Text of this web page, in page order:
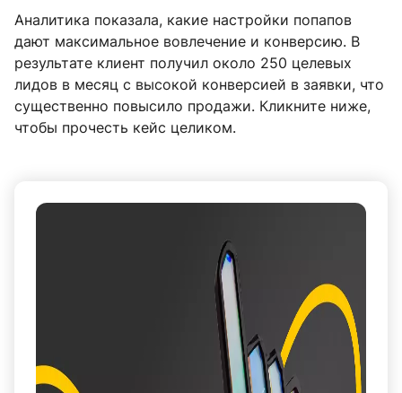
Аналитика показала, какие настройки попапов
дают максимальное вовлечение и конверсию. В
результате клиент получил около 250 целевых
лидов в месяц с высокой конверсией в заявки, что
существенно повысило продажи. Кликните ниже,
чтобы прочесть кейс целиком.